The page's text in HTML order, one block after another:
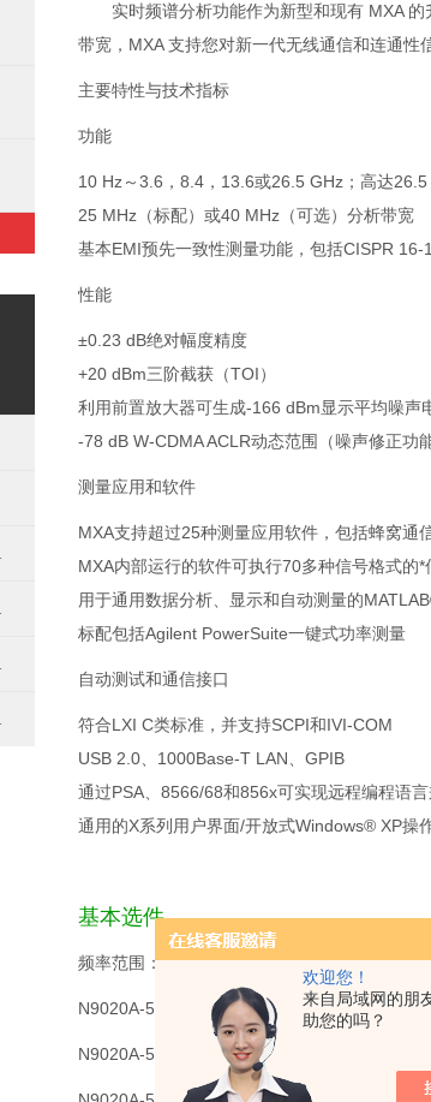
欢迎您！
来自局域网的朋
助您的吗？
实时频谱分析功能作为新型和现有 MXA 的
带宽，MXA 支持您对新一代无线通信和连通性
主要特性与技术指标
功能
10 Hz～3.6，8.4，13.6或26.5 GHz；高达
25 MHz（标配）或40 MHz（可选）分析带宽
基本EMI预先一致性测量功能，包括CISPR
性能
±0.23 dB绝对幅度精度
+20 dBm三阶截获（TOI）
利用前置放大器可生成-166 dBm显示平均噪声
-78 dB W-CDMA ACLR动态范围（噪声修正功
测量应用和软件
MXA支持超过25种测量应用软件，包括蜂窝通
MXA内部运行的软件可执行70多种信号格式的
用于通用数据分析、显示和自动测量的
标配包括Agilent PowerSuite一键式功率测量
自动测试和通信接口
符合LXI C类标准，并支持SCPI和IVI-COM
USB 2.0、1000Base-T LAN、GPIB
通过PSA、8566/68和856x可实现远程编程语
通用的X系列用户界面/开放式Windows® XP操
基本选件
频率范围：
N9020A-503 10HZ~3.6GHZ
N9020A-508 10HZ~8.4GHZ